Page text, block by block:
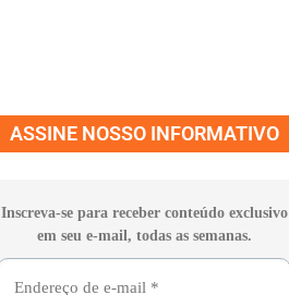
ASSINE NOSSO INFORMATIVO
Inscreva-se para receber conteúdo exclusivo
em seu e-mail, todas as semanas.